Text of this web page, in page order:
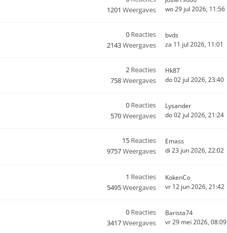
1201 Weergaves
wo 29 jul 2026, 11:56
0 Reacties
2143Weergaves
bvds
za 11 jul 2026, 11:01
2 Reacties
758Weergaves
Hk87
do 02 jul 2026, 23:40
0 Reacties
570Weergaves
Lysander
do 02 jul 2026, 21:24
15 Reacties
9757Weergaves
Emass
di 23 jun 2026, 22:02
1 Reacties
5495Weergaves
KokenCo
vr 12 jun 2026, 21:42
0 Reacties
3417Weergaves
Barista74
vr 29 mei 2026, 08:09